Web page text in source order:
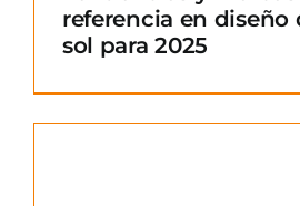
referencia en diseño
sol para 2025